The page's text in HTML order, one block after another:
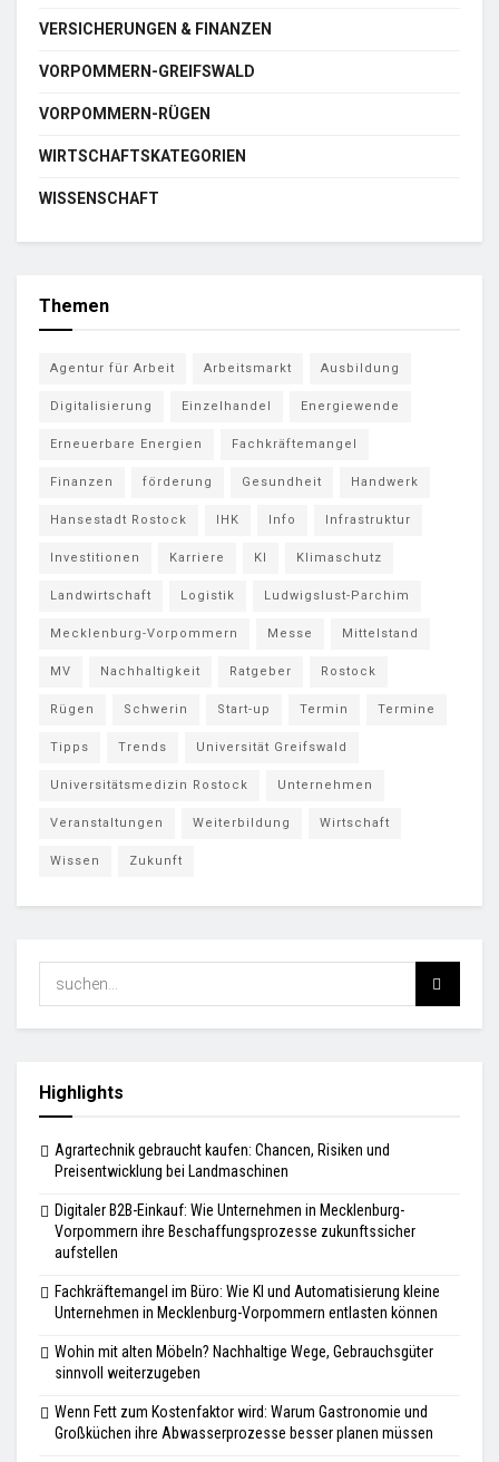
VERSICHERUNGEN & FINANZEN
VORPOMMERN-GREIFSWALD
VORPOMMERN-RÜGEN
WIRTSCHAFTSKATEGORIEN
WISSENSCHAFT
Themen
Agentur für Arbeit Arbeitsmarkt Ausbildung
Digitalisierung Einzelhandel Energiewende
Erneuerbare Energien Fachkräftemangel
Finanzen förderung Gesundheit Handwerk
Hansestadt Rostock IHK Info Infrastruktur
Investitionen Karriere KI Klimaschutz
Landwirtschaft Logistik Ludwigslust-Parchim
Mecklenburg-Vorpommern Messe Mittelstand
MV Nachhaltigkeit Ratgeber Rostock
Rügen Schwerin Start-up Termin Termine
Tipps Trends Universität Greifswald
Universitätsmedizin Rostock Unternehmen
Veranstaltungen Weiterbildung Wirtschaft
Wissen Zukunft
Highlights
Agrartechnik gebraucht kaufen: Chancen, Risiken und
Preisentwicklung bei Landmaschinen
Digitaler B2B-Einkauf: Wie Unternehmen in Mecklenburg-
Vorpommern ihre Beschaffungsprozesse zukunftssicher
aufstellen
Fachkräftemangel im Büro: Wie KI und Automatisierung kleine
Unternehmen in Mecklenburg-Vorpommern entlasten können
Wohin mit alten Möbeln? Nachhaltige Wege, Gebrauchsgüter
sinnvoll weiterzugeben
Wenn Fett zum Kostenfaktor wird: Warum Gastronomie und
Großküchen ihre Abwasserprozesse besser planen müssen